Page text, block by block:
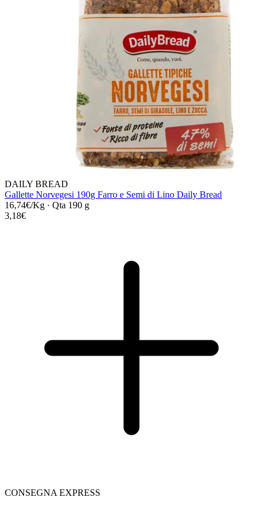
DAILY BREAD
Gallette Norvegesi 190g Farro e Semi di Lino Daily Bread
16,74€/Kg · Qta 190 g
3,18€
CONSEGNA EXPRESS